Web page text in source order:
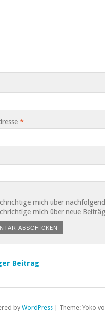
*
mich über
mich über neue
Beitrag
by WordPress Theme: Yoko